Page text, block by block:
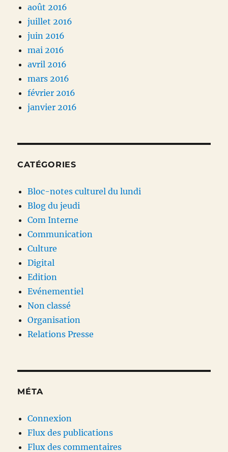
août 2016
juillet 2016
juin 2016
mai 2016
avril 2016
mars 2016
février 2016
janvier 2016
CATÉGORIES
Bloc-notes culturel du lundi
Blog du jeudi
Com Interne
Communication
Culture
Digital
Edition
Evénementiel
Non classé
Organisation
Relations Presse
MÉTA
Connexion
Flux des publications
Flux des commentaires